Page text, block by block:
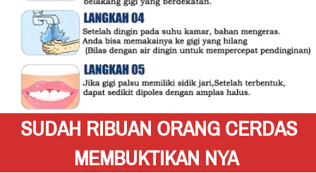
SUDAH RIBUAN ORANG CERDAS
MEMBUKTIKAN NYA